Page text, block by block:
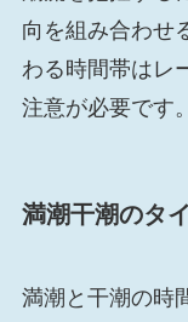
向を組み合わせ
わる時間帯はレ
注意が必要です。
満潮干潮のタ
満潮と干潮の時